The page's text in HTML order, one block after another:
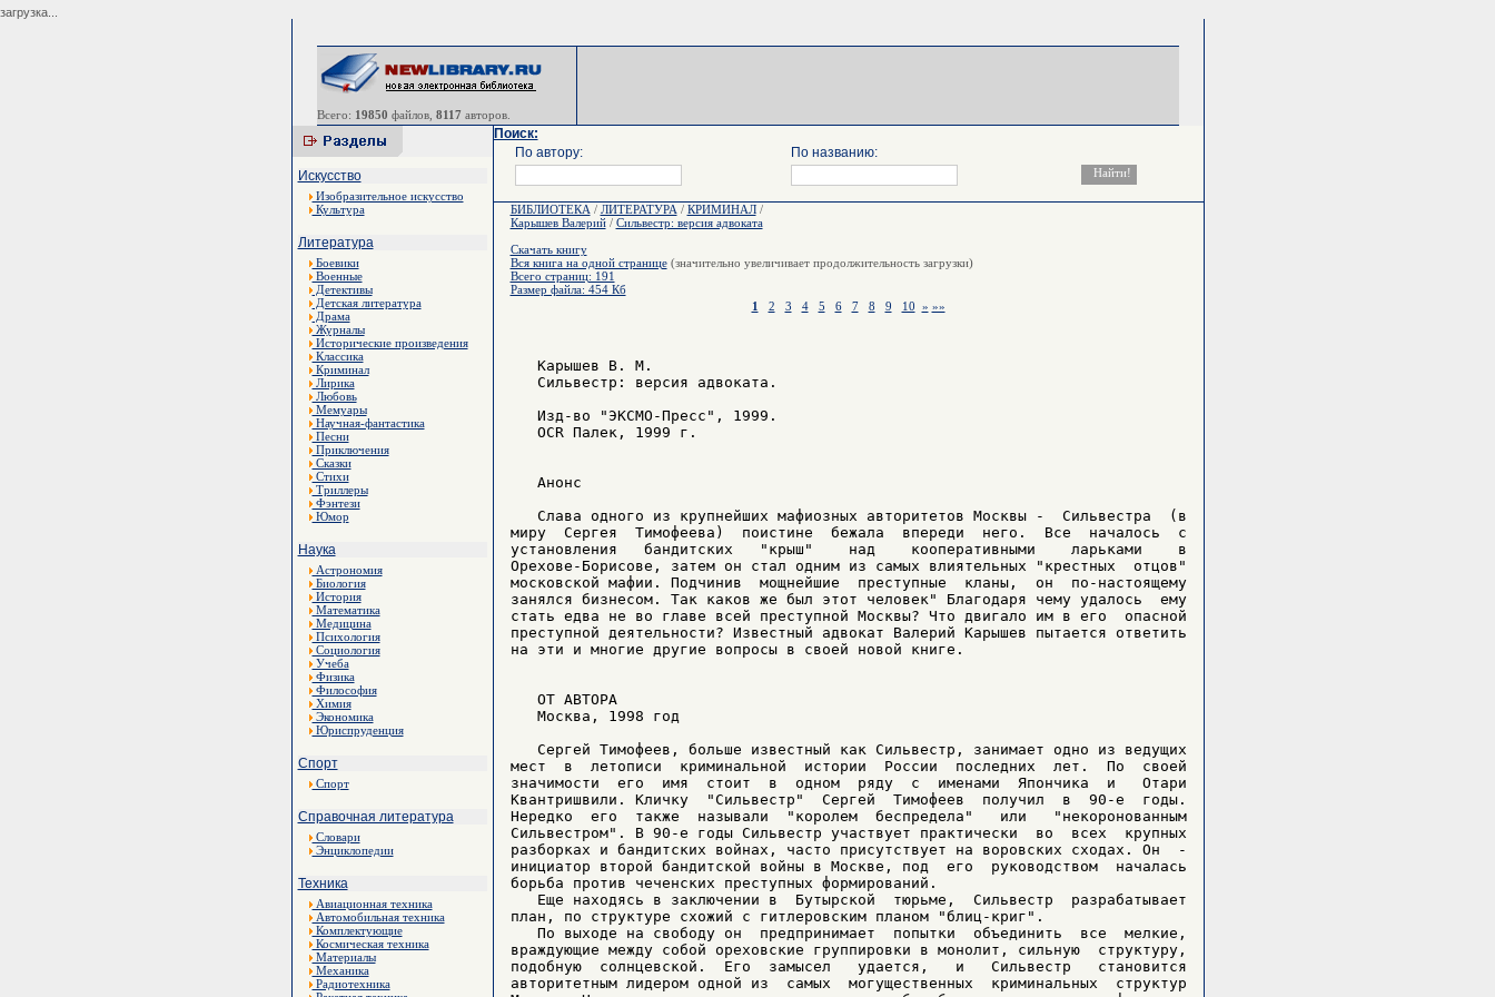
загрузка...
Всего: 19850 файлов, 8117 авторов.
Искусство
Изобразительное искусство
Культура
Литература
Боевики
Военные
Детективы
Детская литература
Драма
Журналы
Исторические произведения
Классика
Криминал
Лирика
Любовь
Мемуары
Научная-фантастика
Песни
Приключения
Сказки
Стихи
Триллеры
Фэнтези
Юмор
Наука
Астрономия
Биология
История
Математика
Медицина
Психология
Социология
Учеба
Физика
Философия
Химия
Экономика
Юриспруденция
Спорт
Спорт
Справочная литература
Словари
Энциклопедии
Техника
Авиационная техника
Автомобильная техника
Комплектующие
Космическая техника
Материалы
Механика
Радиотехника
Поиск:
По автору:
По названию:
БИБЛИОТЕКА / ЛИТЕРАТУРА / КРИМИНАЛ/
Карышев Валерий/ Сильвестр: версия адвоката
Скачать книгу
Вся книга на одной странице(значительно увеличивает продолжительность загрузки)
Всего страниц: 191
Размер файла: 454 Кб
1
2 3 4 5 6 7 8 9 10 » »»
   Карышев В. М.
   Сильвестр: версия адвоката.
   Изд-во "ЭКСМО-Пресс", 1999.
   OCR Палек, 1999 г.
   Анонс
   Слава одного из крупнейших мафиозных авторитетов Москвы -  Сильвестра  (в
миру  Сергея  Тимофеева)  поистине  бежала  впереди  него.  Все  началось  с
установления   бандитских   "крыш"    над    кооперативными    ларьками    в
Орехове-Борисове, затем он стал одним из самых влиятельных "крестных  отцов"
московской мафии. Подчинив  мощнейшие  преступные  кланы,  он  по-настоящему
занялся бизнесом. Так каков же был этот человек" Благодаря чему удалось  ему
стать едва не во главе всей преступной Москвы? Что двигало им в его  опасной
преступной деятельности? Известный адвокат Валерий Карышев пытается ответить
на эти и многие другие вопросы в своей новой книге.
   ОТ АВТОРА
   Москва, 1998 год
   Сергей Тимофеев, больше известный как Сильвестр, занимает одно из ведущих
мест  в  летописи  криминальной  истории  России  последних  лет.  По  своей
значимости  его  имя  стоит  в  одном  ряду  с  именами  Япончика  и   Отари
Квантришвили. Кличку  "Сильвестр"  Сергей  Тимофеев  получил  в  90-е  годы.
Нередко  его  также  называли  "королем  беспредела"   или   "некоронованным
Сильвестром". В 90-е годы Сильвестр участвует практически  во  всех  крупных
разборках и бандитских войнах, часто присутствует на воровских сходах. Он  -
инициатор второй бандитской войны в Москве, под  его  руководством  началась
борьба против чеченских преступных формирований.
   Еще находясь в заключении в  Бутырской  тюрьме,  Сильвестр  разрабатывает
план, по структуре схожий с гитлеровским планом "блиц-криг".
   По выходе на свободу он  предпринимает  попытки  объединить  все  мелкие,
враждующие между собой ореховские группировки в монолит, сильную  структуру,
подобную  солнцевской.  Его  замысел   удается,   и   Сильвестр   становится
авторитетным лидером одной из  самых  могущественных  криминальных  структур